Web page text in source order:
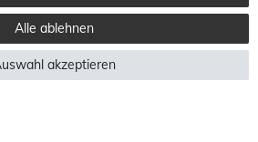
Alle ablehnen
akzeptieren